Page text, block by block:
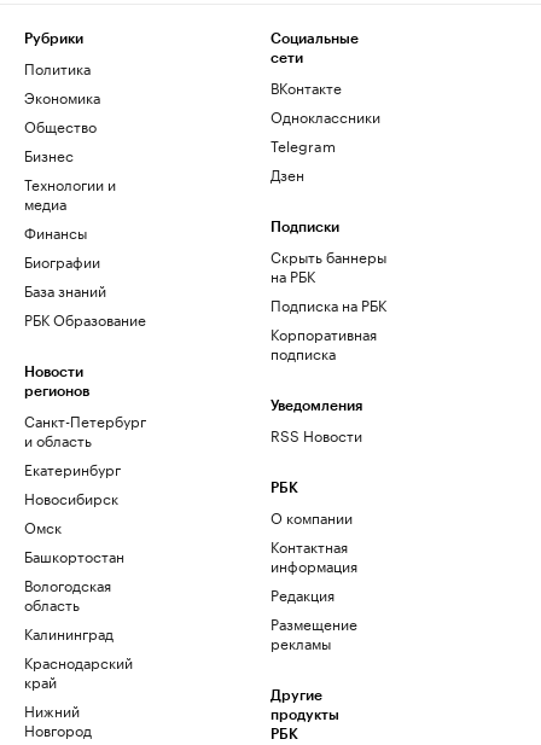
Рубрики
Политика
Экономика
Общество
Бизнес
Технологии и
медиа
Финансы
Биографии
База знаний
РБК Образование
Новости
регионов
Санкт-Петербург
и область
Екатеринбург
Новосибирск
Омск
Башкортостан
Вологодская
область
Калининград
Краснодарский
край
Нижний
Новгород
Социальные
сети
ВКонтакте
Одноклассники
Telegram
Дзен
Подписки
Скрыть баннеры
на РБК
Подписка на РБК
Корпоративная
подписка
Уведомления
RSS Новости
РБК
О компании
Контактная
информация
Редакция
Размещение
рекламы
Другие
продукты
РБК